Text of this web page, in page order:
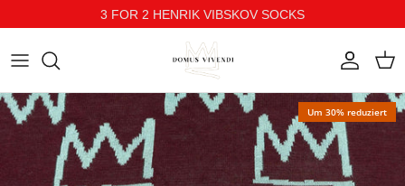
3 FOR 2 HENRIK VIBSKOV SOCKS
Konto
Um 30% reduziert